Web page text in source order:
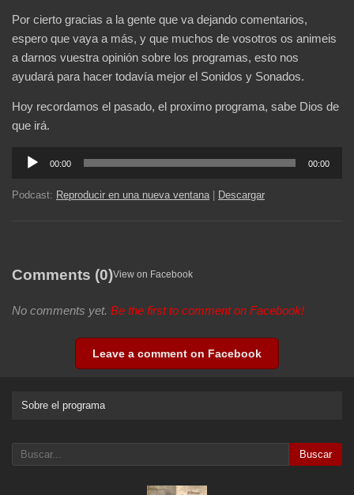
Por cierto gracias a la gente que va dejando comentarios,
espero que vaya a más, y que muchos de vosotros os animeis
a darnos vuestra opinión sobre los programas, esto nos
ayudará para hacer todavía mejor el Sonidos y Sonados.
Hoy recordamos el pasado, el proximo programa, sabe Dios de
que irá.
Reproductor
audio
00:00 00:00
Podcast: Reproducir en una nueva ventana Descargar
Comments (0)View on Facebook
No comments yet. Be the first to comment on Facebook!
Leave a comment on Facebook
Sobre el programa
Buscar